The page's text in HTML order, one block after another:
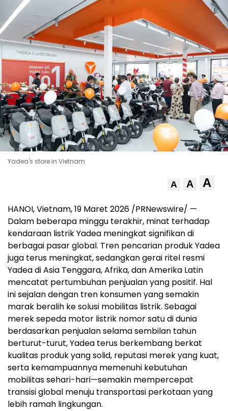
Yadea's store in Vietnam
A A A
HANOI, Vietnam, 19 Maret 2026 /PRNewswire/ —
Dalam beberapa minggu terakhir, minat terhadap
kendaraan listrik Yadea meningkat signifikan di
berbagai pasar global. Tren pencarian produk Yadea
juga terus meningkat, sedangkan gerai ritel resmi
Yadea di Asia Tenggara, Afrika, dan Amerika Latin
mencatat pertumbuhan penjualan yang positif. Hal
ini sejalan dengan tren konsumen yang semakin
marak beralih ke solusi mobilitas listrik. Sebagai
merek sepeda motor listrik nomor satu di dunia
berdasarkan penjualan selama sembilan tahun
berturut-turut, Yadea terus berkembang berkat
kualitas produk yang solid, reputasi merek yang kuat,
serta kemampuannya memenuhi kebutuhan
mobilitas sehari-hari—semakin mempercepat
transisi global menuju transportasi perkotaan yang
lebih ramah lingkungan.